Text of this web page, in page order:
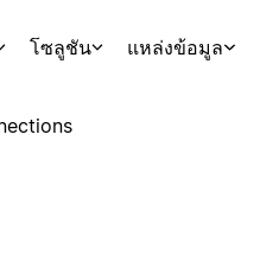
โซลูชัน แหล่งข้อมูล